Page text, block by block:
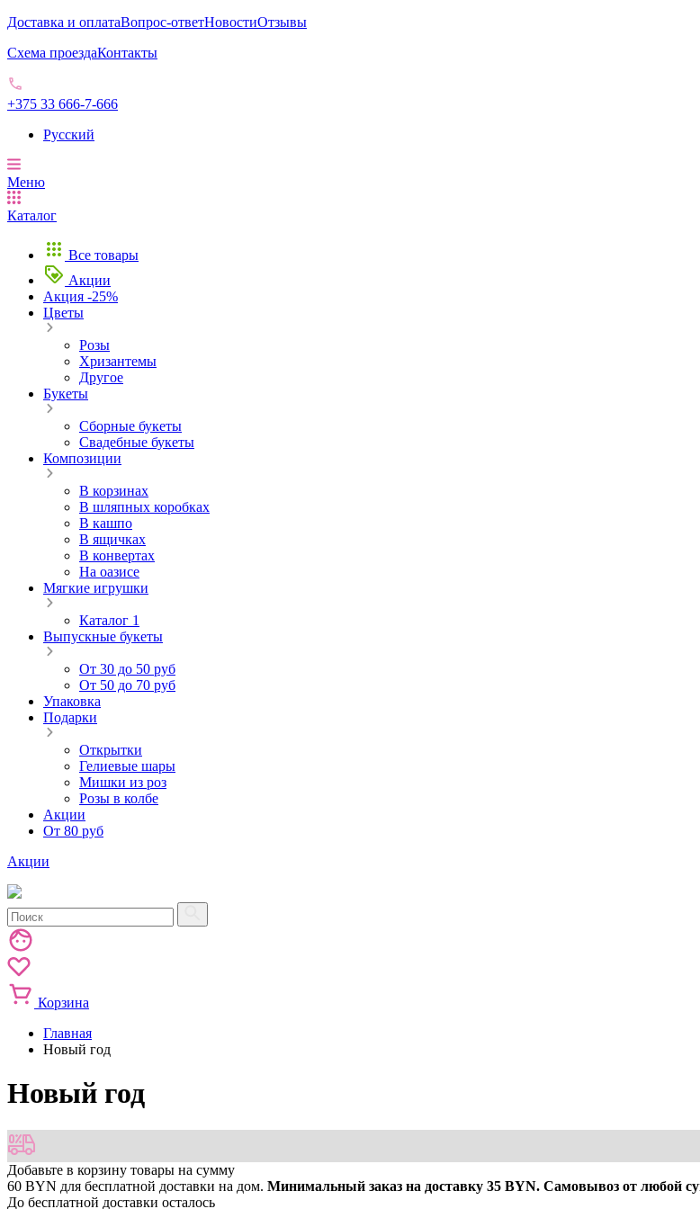
Доставка и оплатаВопрос-ответНовостиОтзывы
Схема проездаКонтакты
+375 33 666-7-666
Русский
Меню
Каталог
Все товары
Акции
Акция -25%
Цветы
Розы
Хризантемы
Другое
Букеты
Сборные букеты
Свадебные букеты
Композиции
В корзинах
В шляпных коробках
В кашпо
В ящичках
В конвертах
На оазисе
Мягкие игрушки
Каталог 1
Выпускные букеты
От 30 до 50 руб
От 50 до 70 руб
Упаковка
Подарки
Открытки
Гелиевые шары
Мишки из роз
Розы в колбе
Акции
От 80 руб
Акции
Корзина
Главная
Новый год
Новый год
Добавьте в корзину товары на сумму
60 BYN для бесплатной доставки на дом. Минимальный заказ на доставку 35 BYN. Самовывоз от любой
До бесплатной доставки осталось